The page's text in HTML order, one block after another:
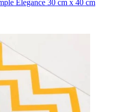
Elegance 30 cm x 40 cm